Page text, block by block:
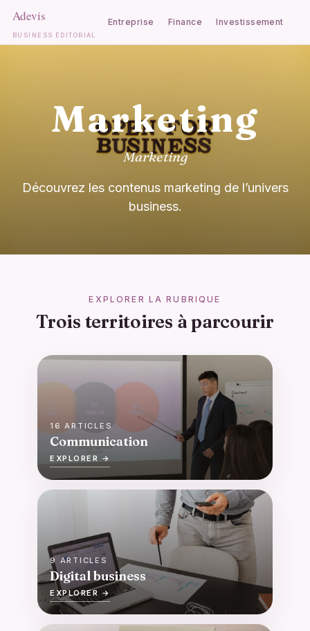
BUSINESS ÉDITORIAL
Entreprise Finance Investissement
Marketing
Marketing
Découvrez les contenus marketing de l’univers
business.
EXPLORER LA RUBRIQUE
Trois territoires à parcourir
16 ARTICLES
Communication
EXPLORER →
9 ARTICLES
Digital business
EXPLORER →